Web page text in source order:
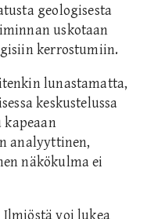
geologisesta
uskotaan
kerrostumiin.
lunastamatta,
keskustelussa
analyyttinen,
näkökulma ei
Ilmiöstä voi lukea